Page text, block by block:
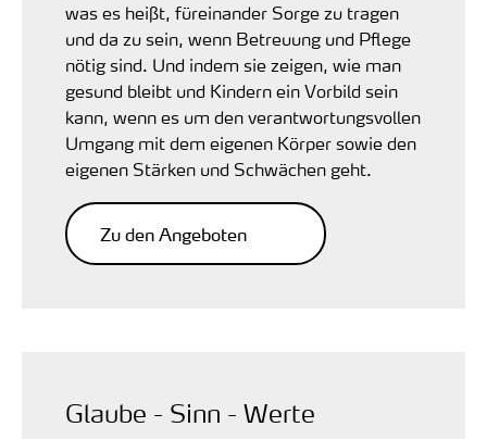
was es heißt, füreinander Sorge zu tragen
und da zu sein, wenn Betreuung und Pflege
nötig sind. Und indem sie zeigen, wie man
gesund bleibt und Kindern ein Vorbild sein
kann, wenn es um den verantwortungsvollen
Umgang mit dem eigenen Körper sowie den
eigenen Stärken und Schwächen geht.
Zu den Angeboten
Glaube - Sinn - Werte